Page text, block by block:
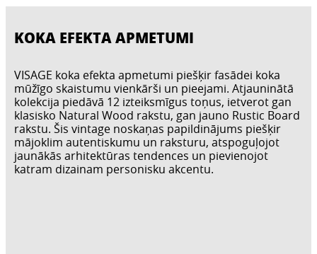
KOKA EFEKTA APMETUMI
VISAGE koka efekta apmetumi piešķir fasādei koka
mūžīgo skaistumu vienkārši un pieejami. Atjauninātā
kolekcija piedāvā 12 izteiksmīgus toņus, ietverot gan
klasisko Natural Wood rakstu, gan jauno Rustic Board
rakstu. Šis vintage noskaņas papildinājums piešķir
mājoklim autentiskumu un raksturu, atspoguļojot
jaunākās arhitektūras tendences un pievienojot
katram dizainam personisku akcentu.